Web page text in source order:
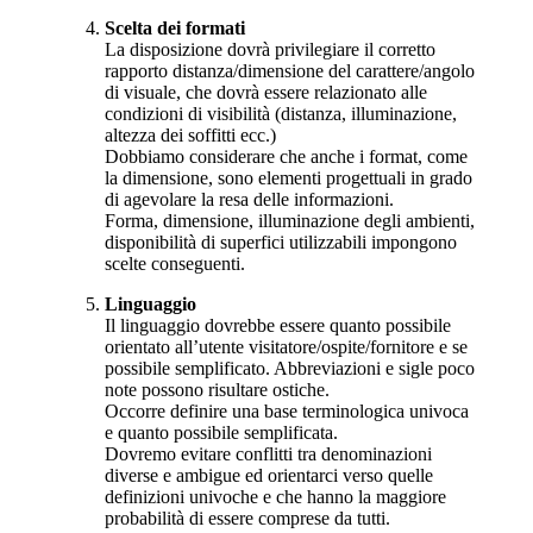
Scelta dei formati
La disposizione dovrà privilegiare il corretto
rapporto distanza/dimensione del carattere/angolo
di visuale, che dovrà essere relazionato alle
condizioni di visibilità (distanza, illuminazione,
altezza dei soffitti ecc.)
Dobbiamo considerare che anche i format, come
la dimensione, sono elementi progettuali in grado
di agevolare la resa delle informazioni.
Forma, dimensione, illuminazione degli ambienti,
disponibilità di superfici utilizzabili impongono
scelte conseguenti.
Linguaggio
Il linguaggio dovrebbe essere quanto possibile
orientato all’utente visitatore/ospite/fornitore e se
possibile semplificato. Abbreviazioni e sigle poco
note possono risultare ostiche.
Occorre definire una base terminologica univoca
e quanto possibile semplificata.
Dovremo evitare conflitti tra denominazioni
diverse e ambigue ed orientarci verso quelle
definizioni univoche e che hanno la maggiore
probabilità di essere comprese da tutti.